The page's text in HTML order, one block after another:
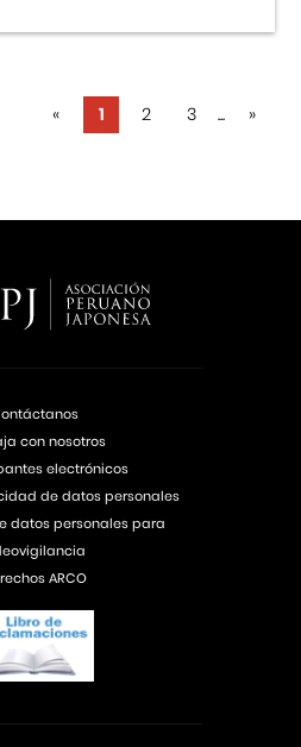
« 1 2 3 ... »
con nosotros
electrónicos
de datos personales
datos personales para
ARCO